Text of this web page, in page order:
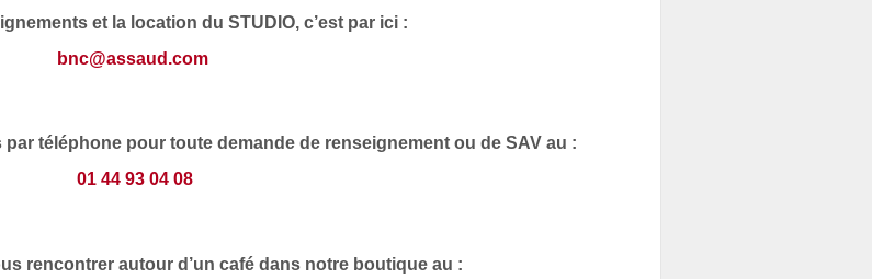
et la location du STUDIO, c’est par ici :
bnc@assaud.com
téléphone pour toute demande de renseignement ou de SAV au :
01 44 93 04 08
rencontrer autour d’un café dans notre boutique au :